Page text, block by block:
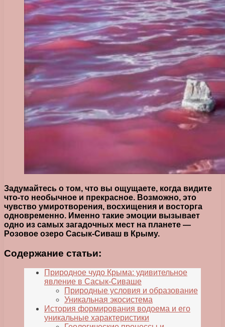
Задумайтесь о том, что вы ощущаете, когда видите
что-то необычное и прекрасное. Возможно, это
чувство умиротворения, восхищения и восторга
одновременно. Именно такие эмоции вызывает
одно из самых загадочных мест на планете —
Розовое озеро Сасык-Сиваш в Крыму.
Содержание статьи:
Природное чудо Крыма: удивительное
явление в Сасык-Сиваше
Природные условия и образование
Уникальная экосистема
История формирования водоема и его
уникальные характеристики